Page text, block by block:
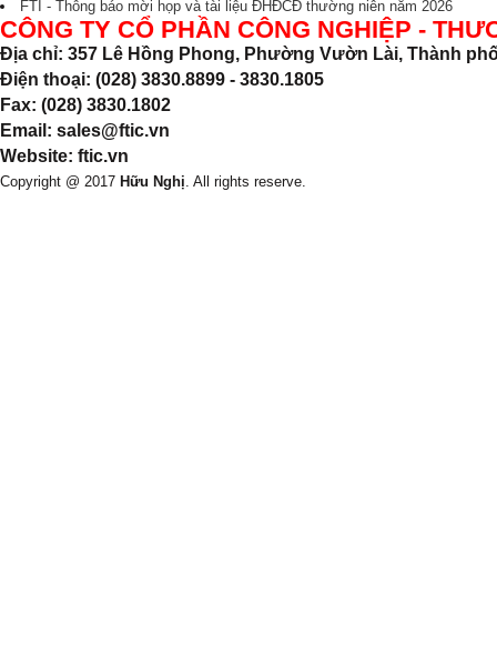
FTI - Thông báo mời họp và tài liệu ĐHĐCĐ thường niên năm 2026
CÔNG TY CỔ PHẦN CÔNG NGHIỆP -
Địa chỉ: 357 Lê Hồng Phong, Phường Vườn Lài, Thành
Điện thoại: (028) 3830.8899 - 3830.1805
Fax: (028) 3830.1802
Email: sales@ftic.vn
Website: ftic.vn
Copyright @ 2017 Hữu Nghị. All rights reserve.